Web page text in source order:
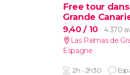
Free tour
Grande
9,40/ 10
4 370
Las Palmas de
Espagne
2h - 2h30